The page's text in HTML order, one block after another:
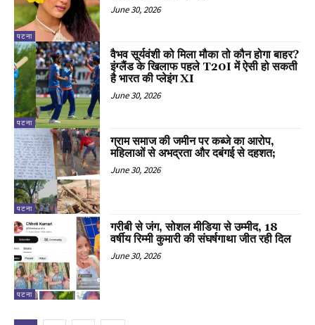
पटना
June 30, 2026
पटना
वैभव सूर्यवंशी को मिला मौका तो कौन होगा बाहर?
इंग्लैंड के खिलाफ पहले T20I में ऐसी हो सकती
है भारत की प्लेइंग XI
June 30, 2026
पटना
ग्राम समाज की जमीन पर कब्जे का आरोप,
महिलाओं से अभद्रता और दबंगई से दहशत;
June 30, 2026
पटना
गरीबी से जंग, सोशल मीडिया से उम्मीद, 18
वर्षीय रिम्मी कुमारी की संघर्षगाथा जीत रही दिल
June 30, 2026